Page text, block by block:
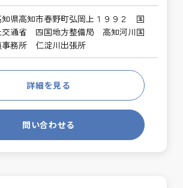
知県高知市春野町弘岡上１９９２ 国
交通省 四国地方整備局 高知河川国
事務所 仁淀川出張所
詳細を見る
問い合わせる